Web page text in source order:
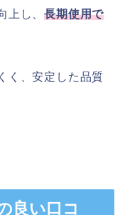
上し、長期使用で
く、安定した品質
良い口コ